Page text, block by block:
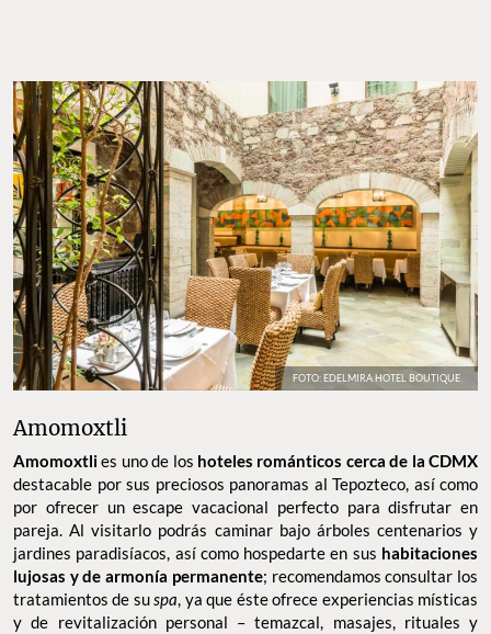
FOTO: EDELMIRA HOTEL BOUTIQUE
Amomoxtli
Amomoxtlies uno de los hoteles románticos cerca de la CDMX
destacable por sus preciosos panoramas al Tepozteco, así como
por ofrecer un escape vacacional perfecto para disfrutar en
pareja. Al visitarlo podrás caminar bajo árboles centenarios y
jardines paradisíacos, así como hospedarte en sus habitaciones
lujosas y de armonía permanente; recomendamos consultar los
tratamientos de suspa, ya que éste ofrece experiencias místicas
y de revitalización personal – temazcal, masajes, rituales y